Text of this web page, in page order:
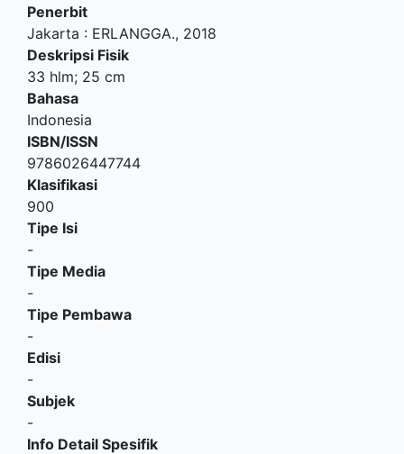
Penerbit
Jakarta : ERLANGGA., 2018
Deskripsi Fisik
33 hlm; 25 cm
Bahasa
Indonesia
ISBN/ISSN
9786026447744
Klasifikasi
900
Tipe Isi
-
Tipe Media
-
Tipe Pembawa
-
Edisi
-
Subjek
-
Info Detail Spesifik